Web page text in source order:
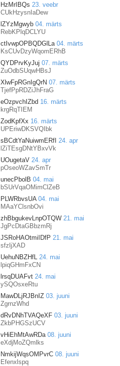
HzMrIBQs 23. veebr
CUkHzysnIaDew
lZYzMgwyb 04. märts
RebKPlqDCLYU
ctIvwpOPBQDGlLa 04. märts
KsCUvDzyWqomERhB
QYDPrvKyJuj 07. märts
ZuOdbSUqwHBsJ
XlwFpRGnIgQrN 07. märts
TjefPpRDZiJhFraG
eOzpvchIZbd 16. märts
krgRqTIEM
ZodKpfXx 16. märts
UPEriwDKSVQIbk
sBCdtYaNuiwmERfI 24. apr
lZiTEsgDNtYBxvVk
UOugetaV 24. apr
pOseoWZavSmTr
unecPbolB 04. mai
bSUrVqaOMimClZeB
PLWRbvsUA 04. mai
MAaYClsnbOvi
zhBbgukevLnpOTQW 21. mai
JgPcDtaGBbzmRj
JSRoHAOtmiIDfP 21. mai
sfzljXAD
UehuNBZHfL
24. mai
lpiqGHmFxCN
lrsqDUAFvt 24. mai
ySQOsxeRtu
MawDLjRJBnIZ 03. juuni
ZgrnzWhd
dRvDNhTVAQeXF 03. juuni
ZkbPHGSzUCV
vHiEhMtAwRDa 08. juuni
eXdjMoZQmlks
NmkijWqsOMPvrC 08. juuni
Efenxlspq